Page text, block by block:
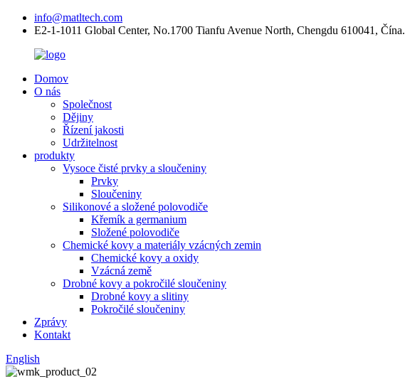
info@matltech.com
E2-1-1011 Global Center, No.1700 Tianfu Avenue North, Chengdu 610041, Čína.
Domov
O nás
Společnost
Dějiny
Řízení jakosti
Udržitelnost
produkty
Vysoce čisté prvky a sloučeniny
Prvky
Sloučeniny
Silikonové a složené polovodiče
Křemík a germanium
Složené polovodiče
Chemické kovy a materiály vzácných zemin
Chemické kovy a oxidy
Vzácná země
Drobné kovy a pokročilé sloučeniny
Drobné kovy a slitiny
Pokročilé sloučeniny
Zprávy
Kontakt
English